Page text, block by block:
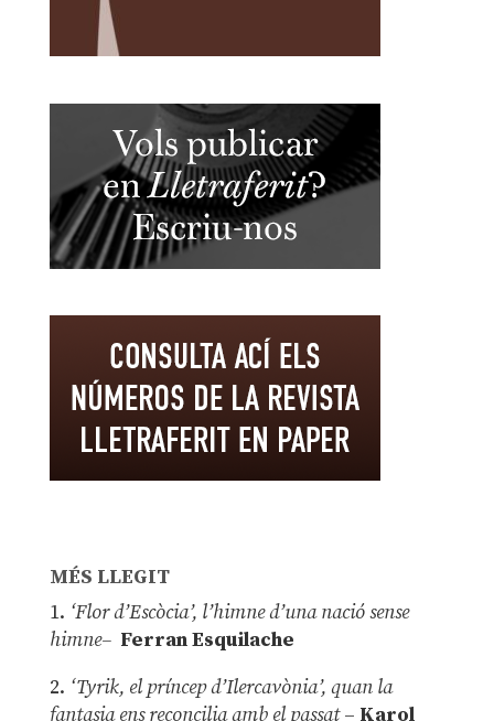
MÉS LLEGIT
1. ‘Flor d’Escòcia’, l’himne d’una nació sense
himne– Ferran Esquilache
2. ‘Tyrik, el príncep d’Ilercavònia’, quan la
fantasia ens reconcilia amb el passat– Karol